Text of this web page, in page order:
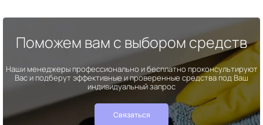
Поможем вам с выбором средств
Наши менеджеры профессионально и бесплатно проконсультируют
Вас и подберут эффективные и проверенные средства под Ваш
индивидуальный запрос
Связаться